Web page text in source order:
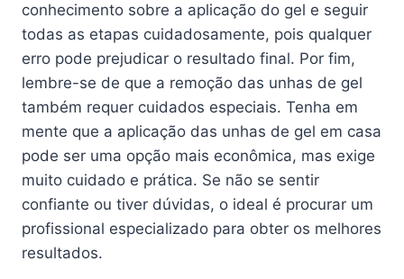
conhecimento sobre a aplicação do gel e seguir
todas as etapas cuidadosamente, pois qualquer
erro pode prejudicar o resultado final. Por fim,
lembre-se de que a remoção das unhas de gel
também requer cuidados especiais. Tenha em
mente que a aplicação das unhas de gel em casa
pode ser uma opção mais econômica, mas exige
muito cuidado e prática. Se não se sentir
confiante ou tiver dúvidas, o ideal é procurar um
profissional especializado para obter os melhores
resultados.